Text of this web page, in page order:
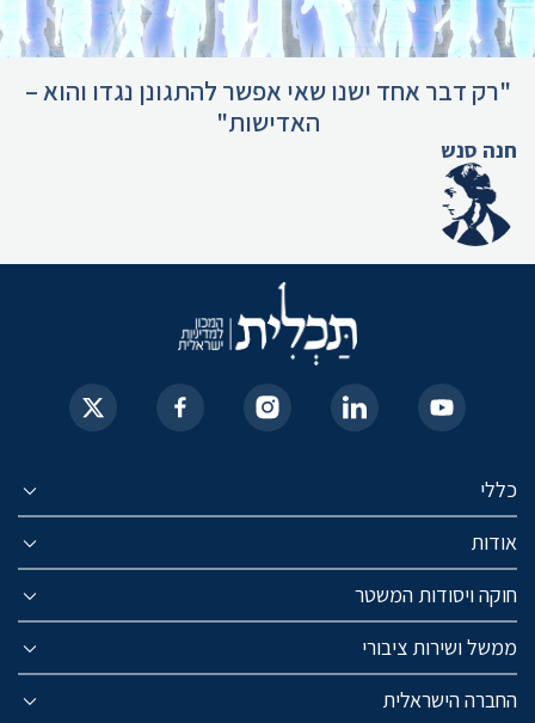
"רק דבר אחד ישנו שאי אפשר להתגונן נגדו והוא –
האדישות"
חנה סנש
כללי
אודות
חוקה ויסודות המשטר
ממשל ושירות ציבורי
החברה הישראלית